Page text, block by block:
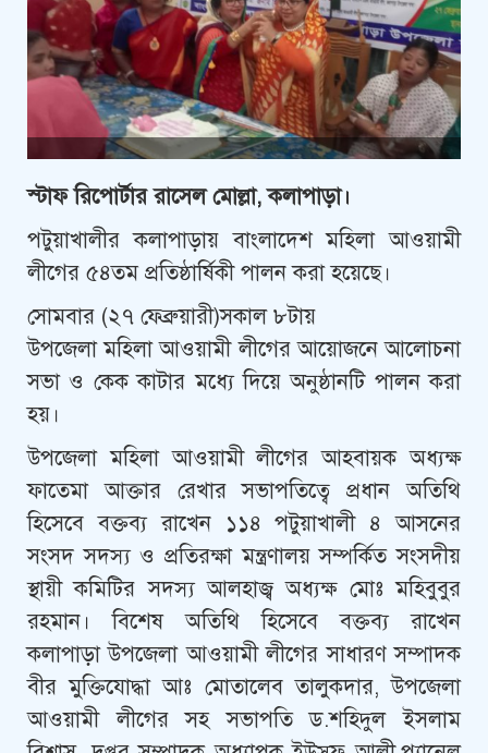
স্টাফ রিপোর্টার রাসেল মোল্লা, কলাপাড়া।
পটুয়াখালীর কলাপাড়ায় বাংলাদেশ মহিলা আওয়ামী
লীগের ৫৪তম প্রতিষ্ঠার্ষিকী পালন করা হয়েছে।
সোমবার (২৭ ফেব্রুয়ারী)সকাল ৮টায়
উপজেলা মহিলা আওয়ামী লীগের আয়োজনে আলোচনা
সভা ও কেক কাটার মধ্যে দিয়ে অনুষ্ঠানটি পালন করা
হয়।
উপজেলা মহিলা আওয়ামী লীগের আহবায়ক অধ্যক্ষ
ফাতেমা আক্তার রেখার সভাপতিত্বে প্রধান অতিথি
হিসেবে বক্তব্য রাখেন ১১৪ পটুয়াখালী ৪ আসনের
সংসদ সদস্য ও প্রতিরক্ষা মন্ত্রণালয় সম্পর্কিত সংসদীয়
স্থায়ী কমিটির সদস্য আলহাজ্ব অধ্যক্ষ মোঃ মহিবুবুর
রহমান। বিশেষ অতিথি হিসেবে বক্তব্য রাখেন
কলাপাড়া উপজেলা আওয়ামী লীগের সাধারণ সম্পাদক
বীর মুক্তিযোদ্ধা আঃ মোতালেব তালুকদার, উপজেলা
আওয়ামী লীগের সহ সভাপতি ড.শহিদুল ইসলাম